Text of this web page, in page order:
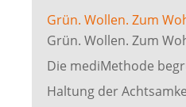
Grün. Wollen. Zum
Grün. Wollen. Zum
Die mediMethode
Haltung der